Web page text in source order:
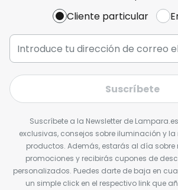
Cliente particular
Suscríbete
Suscríbete a la Newsletter de
exclusivas, consejos sobre iluminación y
productos. Además, estarás al día sobre
promociones y recibirás cupones de
personalizados. Puedes darte de baja en
un simple click en el respectivo link que